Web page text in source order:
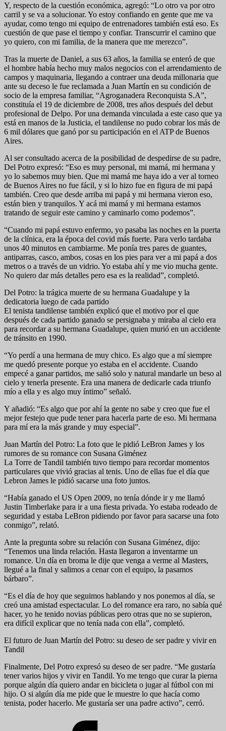
Y, respecto de la cuestión económica, agregó: “Lo otro va por otro
carril y se va a solucionar. Yo estoy confiando en gente que me va
ayudar, como tengo mi equipo de entrenadores también está eso. Es
cuestión de que pase el tiempo y confiar. Transcurrir el camino que
yo quiero, con mi familia, de la manera que me merezco”.
Tras la muerte de Daniel, a sus 63 años, la familia se enteró de que
el hombre había hecho muy malos negocios con el arrendamiento de
campos y maquinaria, llegando a contraer una deuda millonaria que
ante su deceso le fue reclamada a Juan Martín en su condición de
socio de la empresa familiar, “Agroganadera Reconquista S.A”,
constituía el 19 de diciembre de 2008, tres años después del debut
profesional de Delpo. Por una demanda vinculada a este caso que ya
está en manos de la Justicia, el tandilense no pudo cobrar los más de
6 mil dólares que ganó por su participación en el ATP de Buenos
Aires.
Al ser consultado acerca de la posibilidad de despedirse de su padre,
Del Potro expresó: “Eso es muy personal, mi mamá, mi hermana y
yo lo sabemos muy bien. Que mi mamá me haya ido a ver al torneo
de Buenos Aires no fue fácil, y si lo hizo fue en figura de mi papá
también. Creo que desde arriba mi papá y mi hermana vieron eso,
están bien y tranquilos. Y acá mi mamá y mi hermana estamos
tratando de seguir este camino y caminarlo como podemos”.
“Cuando mi papá estuvo enfermo, yo pasaba las noches en la puerta
de la clínica, era la época del covid más fuerte. Para verlo tardaba
unos 40 minutos en cambiarme. Me ponía tres pares de guantes,
antiparras, casco, ambos, cosas en los pies para ver a mi papá a dos
metros o a través de un vidrio. Yo estaba ahí y me vio mucha gente.
No quiero dar más detalles pero esa es la realidad”, completó.
Del Potro: la trágica muerte de su hermana Guadalupe y la
dedicatoria luego de cada partido
El tenista tandilense también explicó que el motivo por el que
después de cada partido ganado se persignaba y miraba al cielo era
para recordar a su hermana Guadalupe, quien murió en un accidente
de tránsito en 1990.
“Yo perdí a una hermana de muy chico. Es algo que a mí siempre
me quedó presente porque yo estaba en el accidente. Cuando
empecé a ganar partidos, me salió solo y natural mandarle un beso al
cielo y tenerla presente. Era una manera de dedicarle cada triunfo
mío a ella y es algo muy íntimo” señaló.
Y añadió: “Es algo que por ahí la gente no sabe y creo que fue el
mejor festejo que pude tener para hacerla parte de eso. Mi hermana
para mí era la más grande y muy especial”.
Juan Martín del Potro: La foto que le pidió LeBron James y los
rumores de su romance con Susana Giménez
La Torre de Tandil también tuvo tiempo para recordar momentos
particulares que vivió gracias al tenis. Uno de ellas fue el día que
Lebron James le pidió sacarse una foto juntos.
“Había ganado el US Open 2009, no tenía dónde ir y me llamó
Justin Timberlake para ir a una fiesta privada. Yo estaba rodeado de
seguridad y estaba LeBron pidiendo por favor para sacarse una foto
conmigo”, relató.
Ante la pregunta sobre su relación con Susana Giménez, dijo:
“Tenemos una linda relación. Hasta llegaron a inventarme un
romance. Un día en broma le dije que venga a verme al Masters,
llegué a la final y salimos a cenar con el equipo, la pasamos
bárbaro”.
“Es el día de hoy que seguimos hablando y nos ponemos al día, se
creó una amistad espectacular. Lo del romance era raro, no sabía qué
hacer, yo he tenido novias públicas pero otras que no se supieron,
era difícil explicar que no tenía nada con ella”, completó.
El futuro de Juan Martín del Potro: su deseo de ser padre y vivir en
Tandil
Finalmente, Del Potro expresó su deseo de ser padre. “Me gustaría
tener varios hijos y vivir en Tandil. Yo me tengo que curar la pierna
porque algún día quiero andar en bicicleta o jugar al fútbol con mi
hijo. O si algún día me pide que le muestre lo que hacía como
tenista, poder hacerlo. Me gustaría ser una padre activo”, cerró.